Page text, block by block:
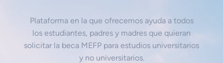
Plataforma en la que ofrecemos ayuda a todos
los estudiantes, padres y madres que quieran
solicitar la beca MEFP para estudios universitarios
y no universitarios.